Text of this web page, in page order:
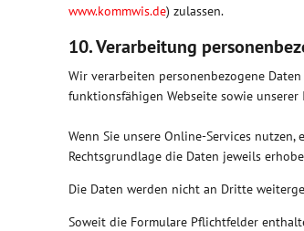
www.kommwis.de) zulassen.
10. Verarbeitung
Wir verarbeiten personenbezogene
funktionsfähigen Webseite sowie
Wenn Sie unsere Online-Services
Rechtsgrundlage die Daten jeweils
Die Daten werden nicht an Dritte
Soweit die Formulare Pflichtfelder